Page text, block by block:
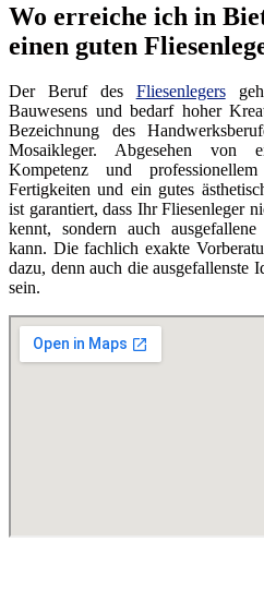
Wo erreiche ich in
einen guten
Der Beruf des Fliesenlegers
Bauwesens und bedarf hoher
Bezeichnung des
Mosaikleger. Abgesehen von
Kompetenz und
Fertigkeiten und ein gutes
ist garantiert, dass Ihr Fliesenleger
kennt, sondern auch
kann. Die fachlich exakte
dazu, denn auch die ausgefallenste
sein.